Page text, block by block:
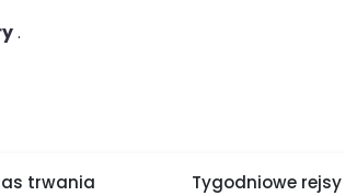
.
trwania Tygodniowe rejsy